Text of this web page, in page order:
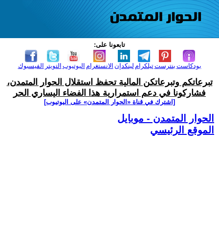
تابعونا على:
الفيسبوك التويتر اليوتيوب الانستغرام لينكدإن تيلكرامبنترست بودكاست
تبرعاتكم وتبرعاتكن المالية تحفظ استقلال الحوار المتمدن،
فشاركونا في دعم استمرارية هذا الفضاء اليساري الحر
[اشترك في قناة ‫«الحوار المتمدن» على اليوتيوب]
الحوار المتمدن - موبايل
الموقع الرئيسي